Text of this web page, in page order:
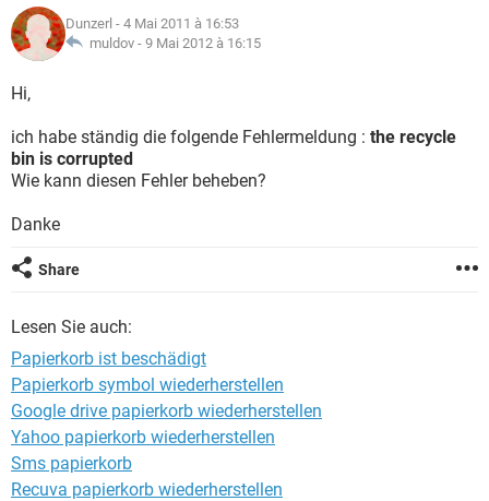
FACEBOOK
WHATSAPP
FACEBOOK
ANDROID
WINDOWS 10
WHATSAPP
SPIELE
ANDROID
WINDOWS 10
WHATSAPP TIKTOK
FACEBOOK HARDWARE
LEXIKON
SPIELE
WINDOWS 10
FACEBOOK
Dunzerl - 4 Mai 2011 à 16:53
muldov - 9 Mai 2012 à 16:15
Hi,
ich habe ständig die folgende Fehlermeldung : the recycle
bin is corrupted
Wie kann diesen Fehler beheben?
Danke
Share
Lesen Sie auch:
Papierkorb ist beschädigt
Papierkorb symbol wiederherstellen
Google drive papierkorb wiederherstellen
Yahoo papierkorb wiederherstellen
Sms papierkorb
Recuva papierkorb wiederherstellen